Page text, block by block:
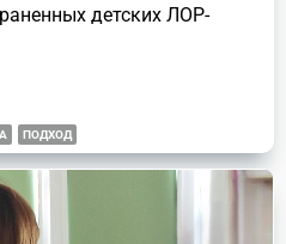
детских ЛОР-
ПОДХОД